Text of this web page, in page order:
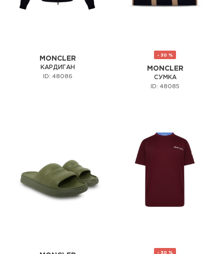
MONCLER
КАРДИГАН
ID: 48086
- 30 %
MONCLER
СУМКА
ID: 48085
- 30 %